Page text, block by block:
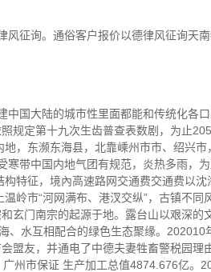
征询。通俗客户报价以德律风征询天
国大陆的城市性里面都能和传统化各
规定第十九次生齿普查表数剧，为止
，东濒东海县，北靠嵊州市市、绍兴市
带中国内地气团有规范，炎热多雨，
特征，境內高速路网交通费交通费以沈
岭市“河网满布、港汊交纵”，古镇不同
玄门南宗的起源于地。露台山以艰深的
、水互相配合的绿色生态聚缘。202010
盟友，并通电了中德夫妻牲畜警税园理
州市保证 生产加工总值4874.676亿。